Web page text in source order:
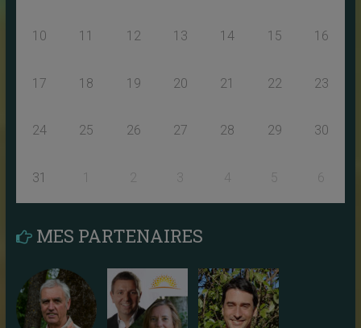
10 11 12 13 14 15 16
17 18 19 20 21 22 23
24 25 26 27 28 29 30
31 1 3 4 5 6
MES PARTENAIRES